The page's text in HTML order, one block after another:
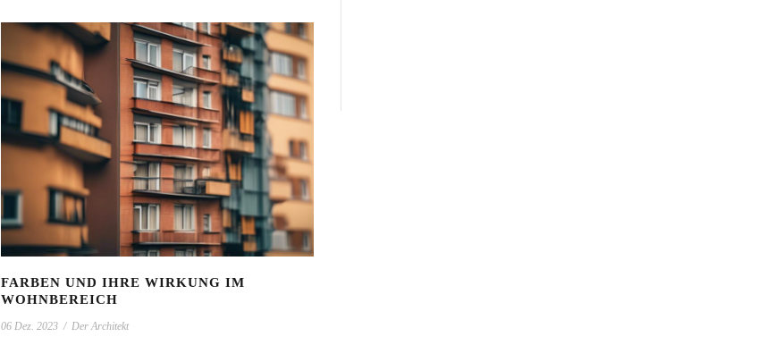
FARBEN UND IHRE WIRKUNG IM
WOHNBEREICH
06 Dez. 2023 / Der Architekt